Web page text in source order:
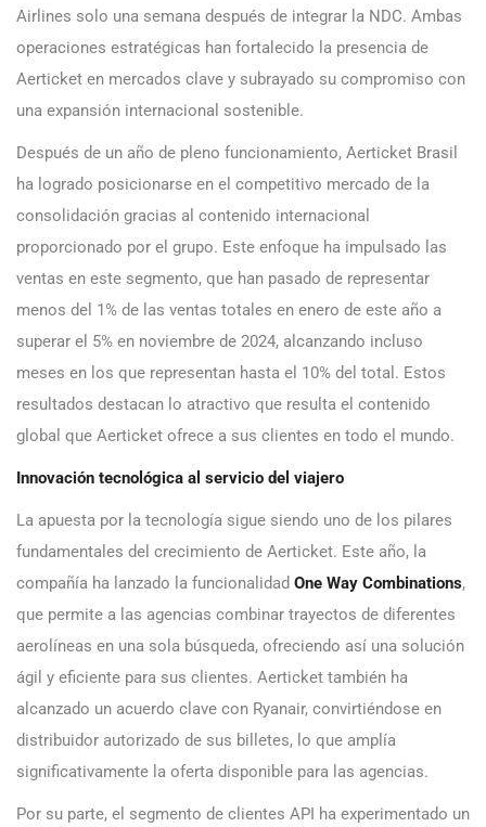
Airlines solo una semana después de integrar la NDC. Ambas
operaciones estratégicas han fortalecido la presencia de
Aerticket en mercados clave y subrayado su compromiso con
una expansión internacional sostenible.
Después de un año de pleno funcionamiento, Aerticket Brasil
ha logrado posicionarse en el competitivo mercado de la
consolidación gracias al contenido internacional
proporcionado por el grupo. Este enfoque ha impulsado las
ventas en este segmento, que han pasado de representar
menos del 1% de las ventas totales en enero de este año a
superar el 5% en noviembre de 2024, alcanzando incluso
meses en los que representan hasta el 10% del total. Estos
resultados destacan lo atractivo que resulta el contenido
global que Aerticket ofrece a sus clientes en todo el mundo.
Innovación tecnológica al servicio del viajero
La apuesta por la tecnología sigue siendo uno de los pilares
fundamentales del crecimiento de Aerticket. Este año, la
compañía ha lanzado la funcionalidad One Way Combinations,
que permite a las agencias combinar trayectos de diferentes
aerolíneas en una sola búsqueda, ofreciendo así una solución
ágil y eficiente para sus clientes. Aerticket también ha
alcanzado un acuerdo clave con Ryanair, convirtiéndose en
distribuidor autorizado de sus billetes, lo que amplía
significativamente la oferta disponible para las agencias.
Por su parte, el segmento de clientes API ha experimentado un